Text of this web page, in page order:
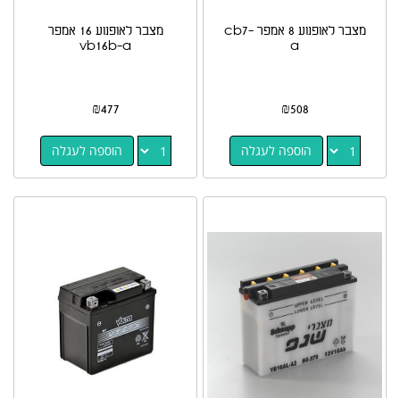
מצבר לאופנוע 8 אמפר cb7-
a
₪508
הוספה לעגלה
מצבר לאופנוע 16 אמפר
vb16b-a
₪477
הוספה לעגלה